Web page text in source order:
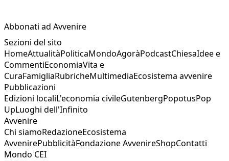
Abbonati ad Avvenire
Sezioni del sito
HomeAttualitàPoliticaMondoAgoràPodcastChiesaIdee e
CommentiEconomiaVita e
CuraFamigliaRubricheMultimediaEcosistema avvenire
Pubblicazioni
Edizioni localiL'economia civileGutenbergPopotusPop
UpLuoghi dell'Infinito
Avvenire
Chi siamoRedazioneEcosistema
AvvenirePubblicitàFondazione AvvenireShopContatti
Mondo CEI